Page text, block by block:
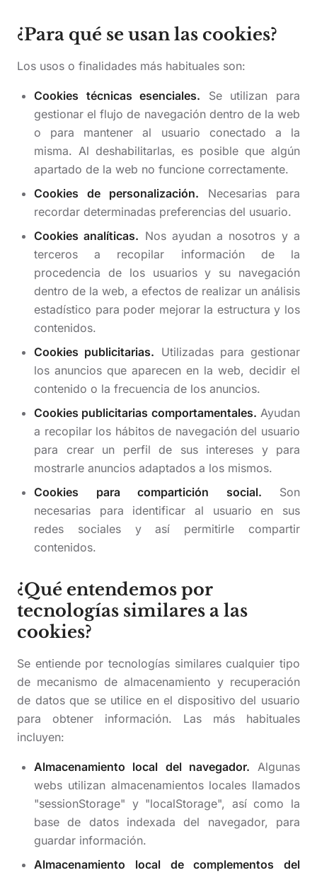
¿Para qué se usan las cookies?
Los usos o finalidades más habituales son:
Cookies técnicas esenciales. Se utilizan para
gestionar el flujo de navegación dentro de la web
o para mantener al usuario conectado a la
misma. Al deshabilitarlas, es posible que algún
apartado de la web no funcione correctamente.
Cookies de personalización. Necesarias para
recordar determinadas preferencias del usuario.
Cookies analíticas. Nos ayudan a nosotros y a
terceros a recopilar información de la
procedencia de los usuarios y su navegación
dentro de la web, a efectos de realizar un análisis
estadístico para poder mejorar la estructura y los
contenidos.
Cookies publicitarias. Utilizadas para gestionar
los anuncios que aparecen en la web, decidir el
contenido o la frecuencia de los anuncios.
Cookies publicitarias comportamentales. Ayudan
a recopilar los hábitos de navegación del usuario
para crear un perfil de sus intereses y para
mostrarle anuncios adaptados a los mismos.
Cookies para compartición social. Son
necesarias para identificar al usuario en sus
redes sociales y así permitirle compartir
contenidos.
¿Qué entendemos por
tecnologías similares a las
cookies?
Se entiende por tecnologías similares cualquier tipo
de mecanismo de almacenamiento y recuperación
de datos que se utilice en el dispositivo del usuario
para obtener información. Las más habituales
incluyen:
Almacenamiento local del navegador. Algunas
webs utilizan almacenamientos locales llamados
"sessionStorage" y "localStorage", así como la
base de datos indexada del navegador, para
guardar información.
Almacenamiento local de complementos del